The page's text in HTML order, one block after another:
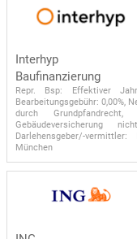
Interhyp
Baufinanzierung
Repr. Bsp: Effektiver
Bearbeitungsgebühr: 0,00%,
durch
Gebäudeversicherung
Darlehensgeber/-
München